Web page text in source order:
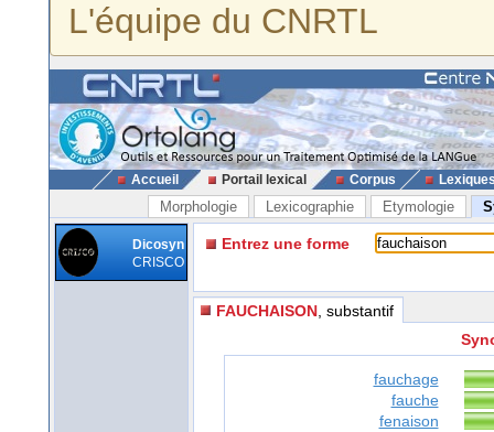
L'équipe du CNRTL
Accueil Portail lexical Corpus
Morphologie Lexicographie Etymologie
Dicosyn
CRISCO
Entrez une forme
FAUCHAISON , substantif
fauchage
fauche
fenaison